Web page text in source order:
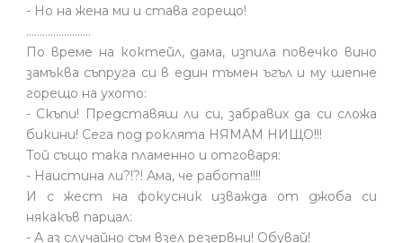
- Но на жена ми и става горещо!
........................
По време на коктейл, дама, изпила повечко вино
замъква съпруга си в един тъмен ъгъл и му шепне
горещо на ухото:
- Скъпи! Представяш ли си, забравих да си сложа
бикини! Сега под роклята НЯМАМ НИЩО!!!
Той също така пламенно и отговаря:
- Наистина ли?!?! Ама, че работа!!!!
И с жест на фокусник изважда от джоба си
някакъв парцал:
- А аз случайно съм взел резервни! Обувай!